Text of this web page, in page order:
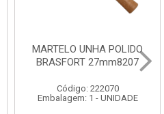
MARTELO UNHA POLIDO
BRASFORT 27mm8207
Código: 222070
Embalagem: 1 - UNIDADE